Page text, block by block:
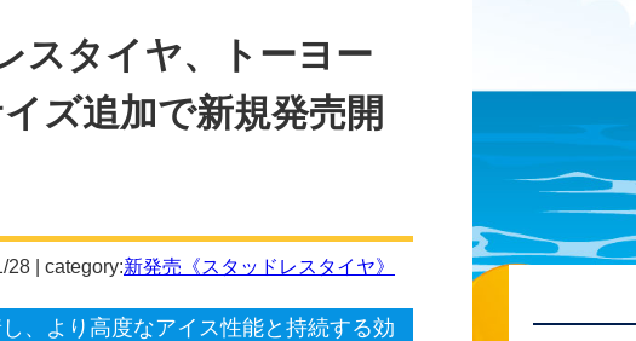
スタイヤ、トーヨー
ズ追加で新規発売開
28 | category:新発売《スタッドレスタイヤ》
、より高度なアイス性能と持続する効